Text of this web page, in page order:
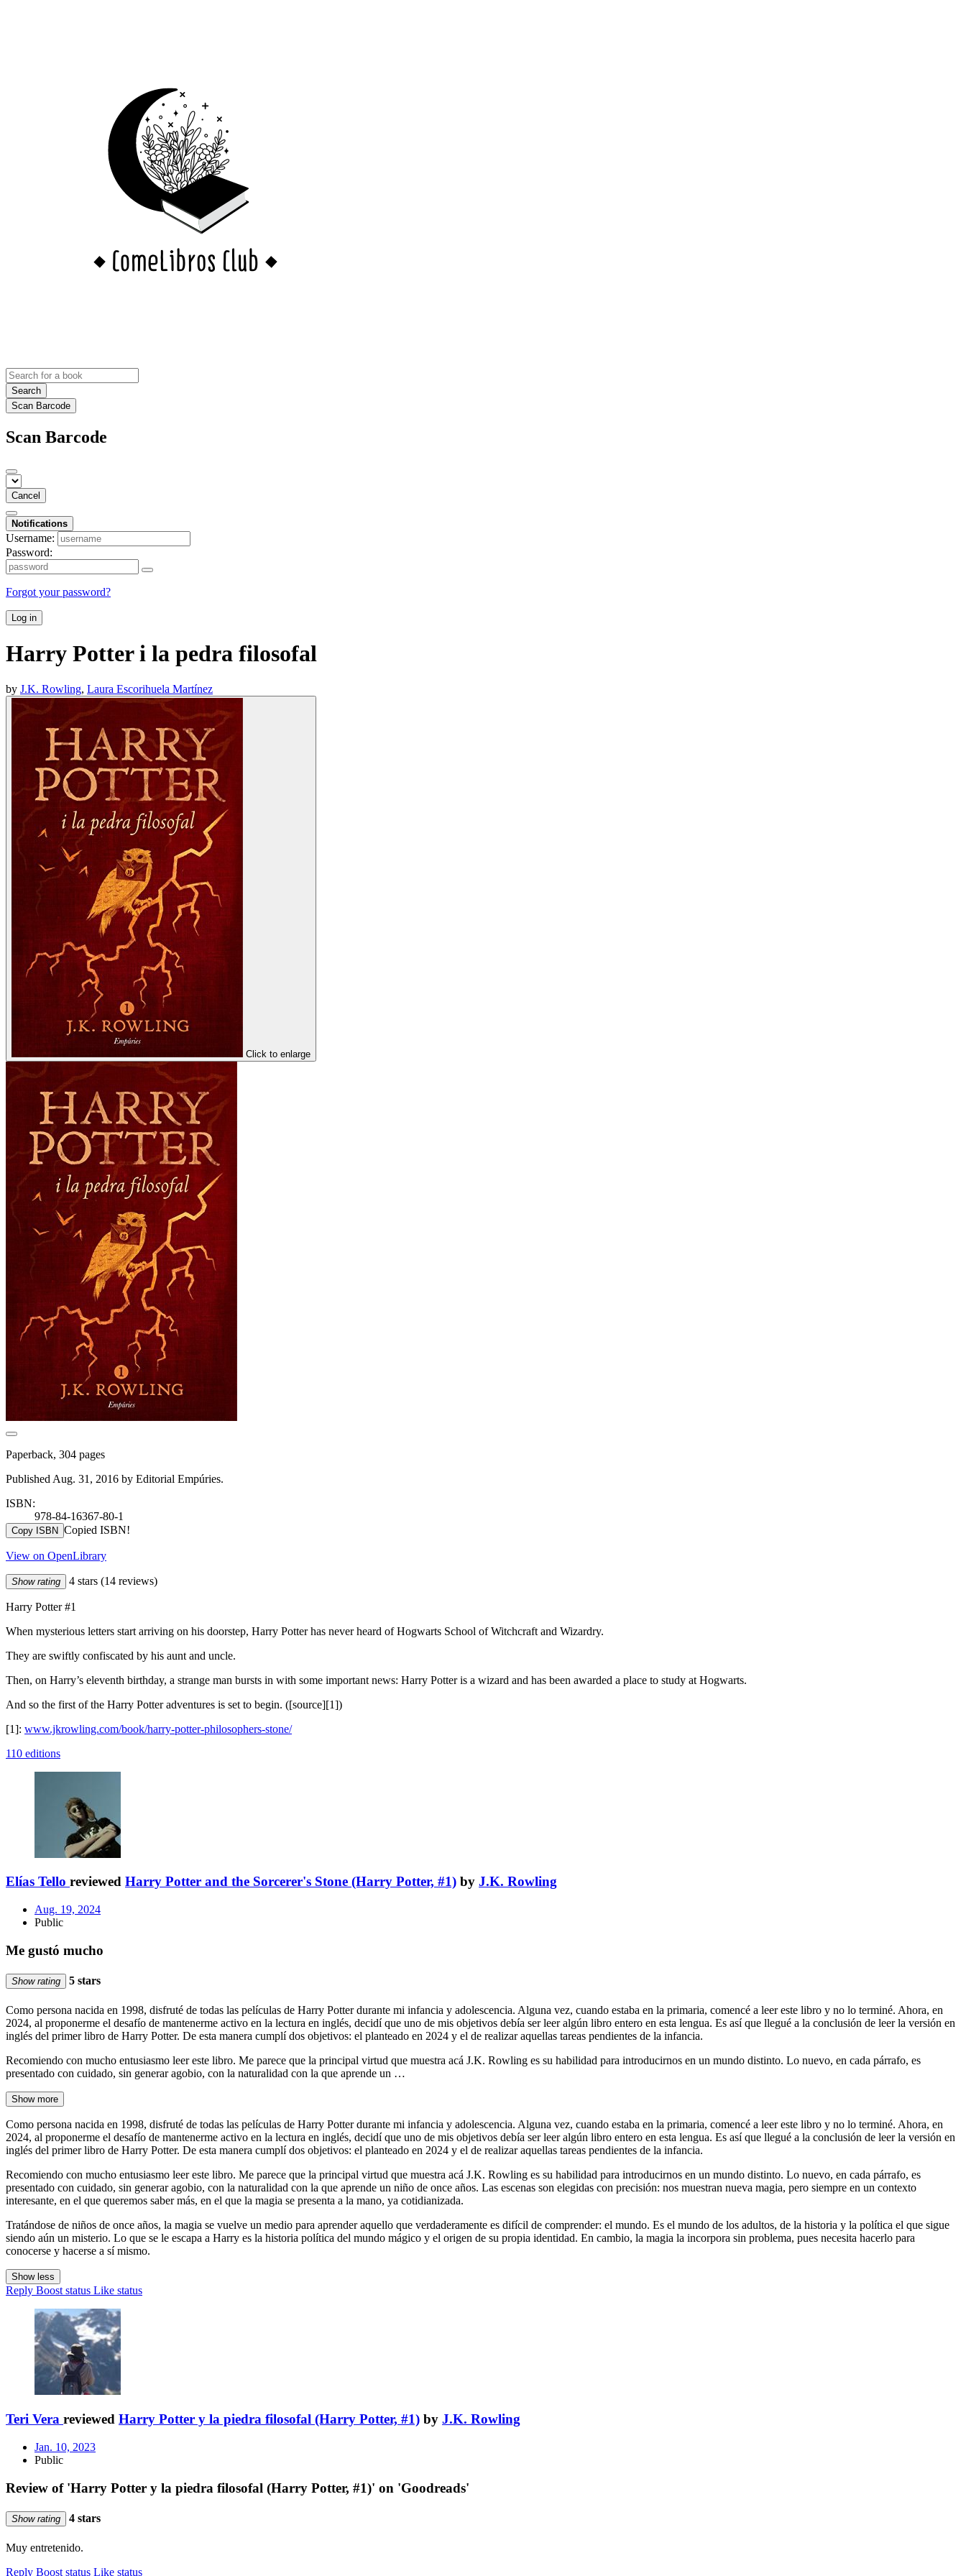
Search
Scan Barcode
Scan Barcode
Cancel
Notifications
Username:
Password:
Forgot your password?
Log in
Harry Potter i la pedra filosofal
by J.K. Rowling, Laura Escorihuela Martínez
Click to enlarge
Paperback, 304 pages
Published Aug. 31, 2016 by Editorial Empúries.
ISBN:
978-84-16367-80-1
Copy ISBN Copied ISBN!
View on OpenLibrary
Show rating 4 stars (14 reviews)
Harry Potter #1
When mysterious letters start arriving on his doorstep, Harry Potter has never heard of Hogwarts School of Witchcraft and Wizardry.
They are swiftly confiscated by his aunt and uncle.
Then, on Harry’s eleventh birthday, a strange man bursts in with some important news: Harry Potter is a wizard and has been awarded a place to study at Hogwarts.
And so the first of the Harry Potter adventures is set to begin. ([source][1])
[1]: www.jkrowling.com/book/harry-potter-philosophers-stone/
110 editions
Elías Tello reviewed Harry Potter and the Sorcerer's Stone (Harry Potter, #1) by J.K. Rowling
Aug. 19, 2024
Public
Me gustó mucho
Show rating 5 stars
Como persona nacida en 1998, disfruté de todas las películas de Harry Potter durante mi infancia y adolescencia. Alguna vez, cuando estaba en la primaria, comencé a leer este libro y no lo terminé. Ahora, en
2024, al proponerme el desafío de mantenerme activo en la lectura en inglés, decidí que uno de mis objetivos debía ser leer algún libro entero en esta lengua. Es así que llegué a la conclusión de leer la versión en
inglés del primer libro de Harry Potter. De esta manera cumplí dos objetivos: el planteado en 2024 y el de realizar aquellas tareas pendientes de la infancia.
Recomiendo con mucho entusiasmo leer este libro. Me parece que la principal virtud que muestra acá J.K. Rowling es su habilidad para introducirnos en un mundo distinto. Lo nuevo, en cada párrafo, es
presentado con cuidado, sin generar agobio, con la naturalidad con la que aprende un …
Show more
Como persona nacida en 1998, disfruté de todas las películas de Harry Potter durante mi infancia y adolescencia. Alguna vez, cuando estaba en la primaria, comencé a leer este libro y no lo terminé. Ahora, en
2024, al proponerme el desafío de mantenerme activo en la lectura en inglés, decidí que uno de mis objetivos debía ser leer algún libro entero en esta lengua. Es así que llegué a la conclusión de leer la versión en
inglés del primer libro de Harry Potter. De esta manera cumplí dos objetivos: el planteado en 2024 y el de realizar aquellas tareas pendientes de la infancia.
Recomiendo con mucho entusiasmo leer este libro. Me parece que la principal virtud que muestra acá J.K. Rowling es su habilidad para introducirnos en un mundo distinto. Lo nuevo, en cada párrafo, es
presentado con cuidado, sin generar agobio, con la naturalidad con la que aprende un niño de once años. Las escenas son elegidas con precisión: nos muestran nueva magia, pero siempre en un contexto
interesante, en el que queremos saber más, en el que la magia se presenta a la mano, ya cotidianizada.
Tratándose de niños de once años, la magia se vuelve un medio para aprender aquello que verdaderamente es difícil de comprender: el mundo. Es el mundo de los adultos, de la historia y la política el que sigue
siendo aún un misterio. Lo que se le escapa a Harry es la historia política del mundo mágico y el origen de su propia identidad. En cambio, la magia la incorpora sin problema, pues necesita hacerlo para
conocerse y hacerse a sí mismo.
Show less
Reply Boost status Like status
Teri Vera reviewed Harry Potter y la piedra filosofal (Harry Potter, #1) by J.K. Rowling
Jan. 10, 2023
Public
Review of 'Harry Potter y la piedra filosofal (Harry Potter, #1)' on 'Goodreads'
Show rating 4 stars
Muy entretenido.
Reply Boost status Like status